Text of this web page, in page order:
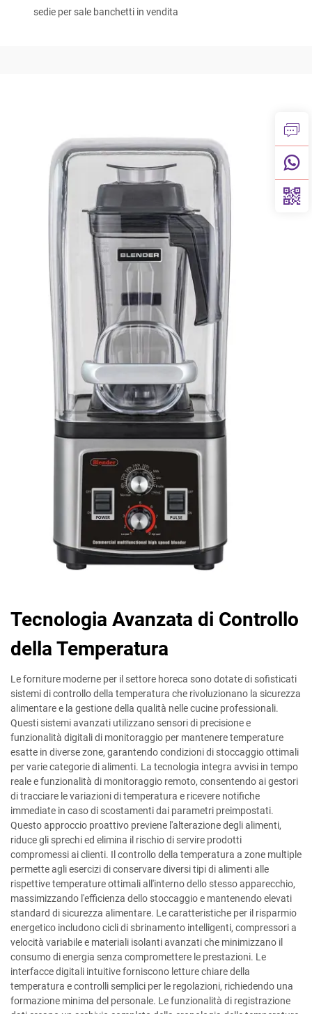
sedie per sale banchetti in vendita
Tecnologia Avanzata di Controllo
della Temperatura
Le forniture moderne per il settore horeca sono dotate di sofisticati
sistemi di controllo della temperatura che rivoluzionano la sicurezza
alimentare e la gestione della qualità nelle cucine professionali.
Questi sistemi avanzati utilizzano sensori di precisione e
funzionalità digitali di monitoraggio per mantenere temperature
esatte in diverse zone, garantendo condizioni di stoccaggio ottimali
per varie categorie di alimenti. La tecnologia integra avvisi in tempo
reale e funzionalità di monitoraggio remoto, consentendo ai gestori
di tracciare le variazioni di temperatura e ricevere notifiche
immediate in caso di scostamenti dai parametri preimpostati.
Questo approccio proattivo previene l'alterazione degli alimenti,
riduce gli sprechi ed elimina il rischio di servire prodotti
compromessi ai clienti. Il controllo della temperatura a zone multiple
permette agli esercizi di conservare diversi tipi di alimenti alle
rispettive temperature ottimali all'interno dello stesso apparecchio,
massimizzando l'efficienza dello stoccaggio e mantenendo elevati
standard di sicurezza alimentare. Le caratteristiche per il risparmio
energetico includono cicli di sbrinamento intelligenti, compressori a
velocità variabile e materiali isolanti avanzati che minimizzano il
consumo di energia senza compromettere le prestazioni. Le
interfacce digitali intuitive forniscono letture chiare della
temperatura e controlli semplici per le regolazioni, richiedendo una
formazione minima del personale. Le funzionalità di registrazione